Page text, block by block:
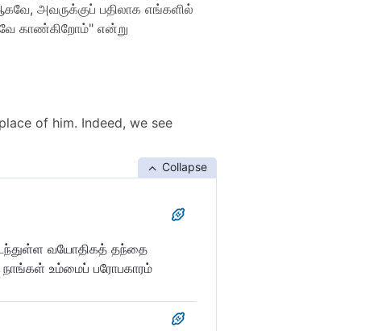
அவருக்குப் பதிலாக எங்களில்
காண்கிறோம்" என்று
of him. Indeed, we see
Collapse
வயோதிகத் தந்தை
உம்மைப் பரோபகாரம்